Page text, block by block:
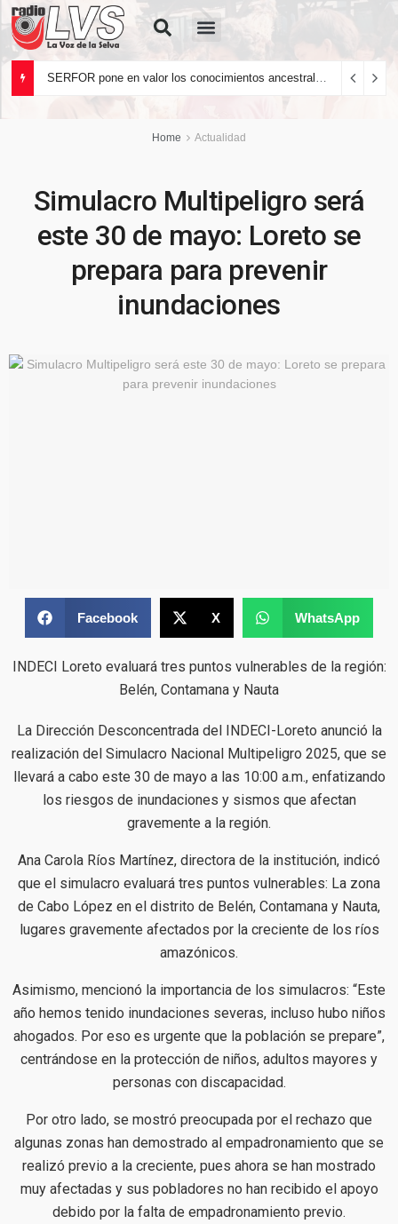
Home Actualidad
Simulacro Multipeligro será
este 30 de mayo: Loreto se
prepara para prevenir
inundaciones
Facebook X WhatsApp
INDECI Loreto evaluará tres puntos vulnerables de la región:
Belén, Contamana y Nauta
La Dirección Desconcentrada del INDECI-Loreto anunció la
realización del Simulacro Nacional Multipeligro 2025, que se
llevará a cabo este 30 de mayo a las 10:00 a.m., enfatizando
los riesgos de inundaciones y sismos que afectan
gravemente a la región.
Ana Carola Ríos Martínez, directora de la institución, indicó
que el simulacro evaluará tres puntos vulnerables: La zona
de Cabo López en el distrito de Belén, Contamana y Nauta,
lugares gravemente afectados por la creciente de los ríos
amazónicos.
Asimismo, mencionó la importancia de los simulacros: “Este
año hemos tenido inundaciones severas, incluso hubo niños
ahogados. Por eso es urgente que la población se prepare”,
centrándose en la protección de niños, adultos mayores y
personas con discapacidad.
Por otro lado, se mostró preocupada por el rechazo que
algunas zonas han demostrado al empadronamiento que se
realizó previo a la creciente, pues ahora se han mostrado
muy afectadas y sus pobladores no han recibido el apoyo
debido por la falta de empadronamiento previo.